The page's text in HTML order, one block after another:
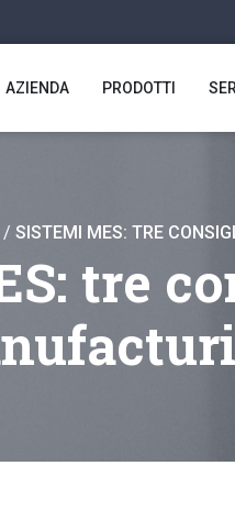
AZIENDA PRODOTTI
/ SISTEMI MES: TRE
tre